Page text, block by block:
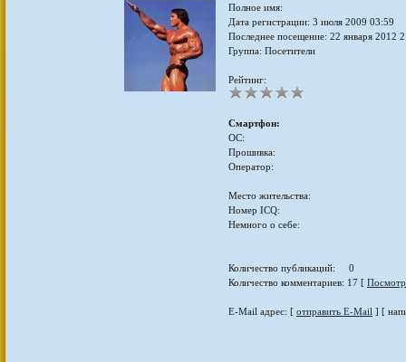
Полное имя:
Дата регистрации: 3 июля 2009 03:59
Последнее посещение: 22 января 2012
Группа: Посетители
Рейтинг:
Смартфон:
ОС:
Прошивка:
Оператор:
Место жительства:
Номер ICQ:
Немного о себе:
Количество публикаций: 0
Количество комментариев: 17 [
E-Mail адрес: [ отправить E-Mail ] [